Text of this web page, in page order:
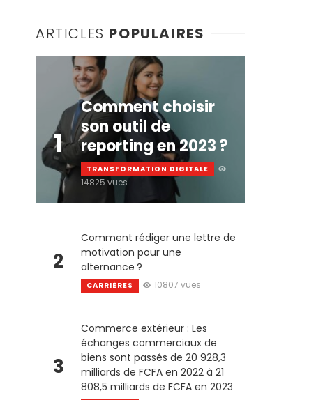
ARTICLES POPULAIRES
1
Comment choisir
son outil de
reporting en 2023 ?
TRANSFORMATION DIGITALE
14825 vues
2
Comment rédiger une lettre de
motivation pour une
alternance ?
CARRIÈRES 10807 vues
3
Commerce extérieur : Les
échanges commerciaux de
biens sont passés de 20 928,3
milliards de FCFA en 2022 à 21
808,5 milliards de FCFA en 2023